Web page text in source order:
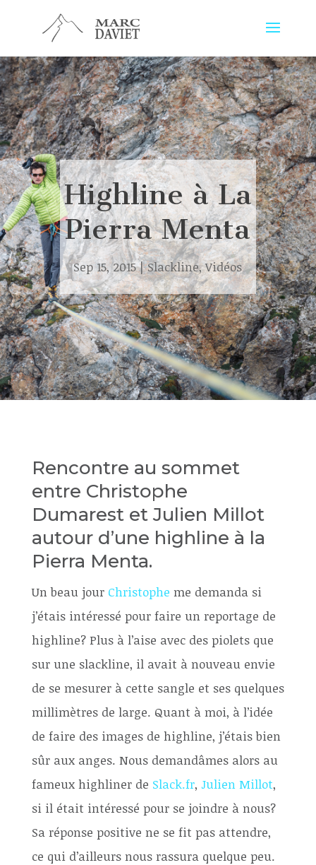
Highline à La
Pierra Menta
Sep 15, 2015|Slackline,Vidéos
Rencontre au sommet
entre Christophe
Dumarest et Julien Millot
autour d’une highline à la
Pierra Menta.
Un beau jour Christophe me demanda si
j’étais intéressé pour faire un reportage de
highline? Plus à l’aise avec des piolets que
sur une slackline, il avait à nouveau envie
de se mesurer à cette sangle et ses quelques
millimètres de large. Quant à moi, à l’idée
de faire des images de highline, j’étais bien
sûr aux anges. Nous demandâmes alors au
fameux highliner de Slack.fr, Julien Millot,
si il était intéressé pour se joindre à nous?
Sa réponse positive ne se fit pas attendre,
ce qui d’ailleurs nous rassura quelque peu.